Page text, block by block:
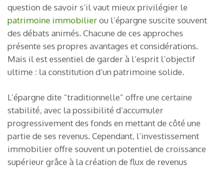
question de savoir s’il vaut mieux privilégier le
patrimoine immobilierou l’épargne suscite souvent
des débats animés. Chacune de ces approches
présente ses propres avantages et considérations.
Mais il est essentiel de garder à l’esprit l’objectif
ultime : la constitution d’un patrimoine solide.
L’épargne dite “traditionnelle” offre une certaine
stabilité, avec la possibilité d’accumuler
progressivement des fonds en mettant de côté une
partie de ses revenus. Cependant, l’investissement
immobilier offre souvent un potentiel de croissance
supérieur grâce à la création de flux de revenus